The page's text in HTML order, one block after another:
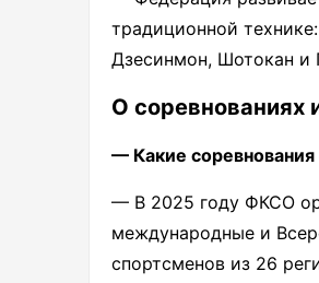
традиционной
Дзесинмон, Шотокан и
О соревнованиях
— Какие
— В 2025 году ФКСО
международные и
спортсменов из 26